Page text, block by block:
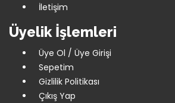
İletişim
Üyelik İşlemleri
Üye Ol / Üye Girişi
Sepetim
Gizlilik Politikası
Çıkış Yap